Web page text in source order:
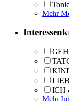
Mehr
ICH
Mehr